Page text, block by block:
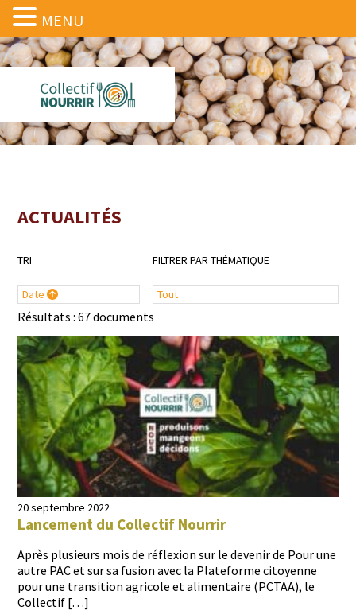
ACTUALITÉS
TRI
Date
FILTRER PAR THÉMATIQUE
Tout
Résultats : 67 documents
20 septembre 2022
Lancement du Collectif Nourrir
Après plusieurs mois de réflex­ion sur le devenir de Pour une
autre PAC et sur sa fusion avec la Plate­forme citoyenne
pour une tran­si­tion agri­cole et ali­men­taire (PCTAA), le
Collectif […]
MENU